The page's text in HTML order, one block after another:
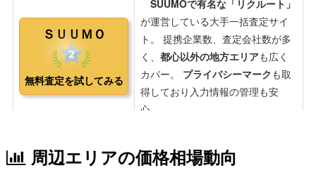
周辺エリアの価格相場動向